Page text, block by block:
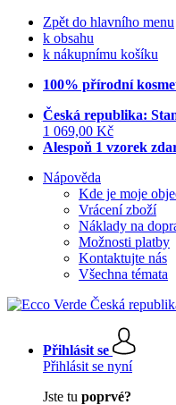
Zpět do hlavního menu
k obsahu
k nákupnímu košíku
100% přírodní
Česká republika:
1 069,00 Kč
Alespoň 1 vzorek
Nápověda
Kde je moje
Vrácení zboží
Náklady na
Možnosti platby
Kontaktujte nás
Všechna témata
Přihlásit se
Přihlásit se nyní
Jste tu poprvé?